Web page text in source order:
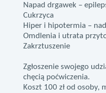
Napad drgawek –
Cukrzyca
Hiper i hipotermia –
Omdlenia i utrata
Zakrztuszenie
Zgłoszenie swojego
chęcią poćwiczenia.
Koszt 100 zł od osoby,